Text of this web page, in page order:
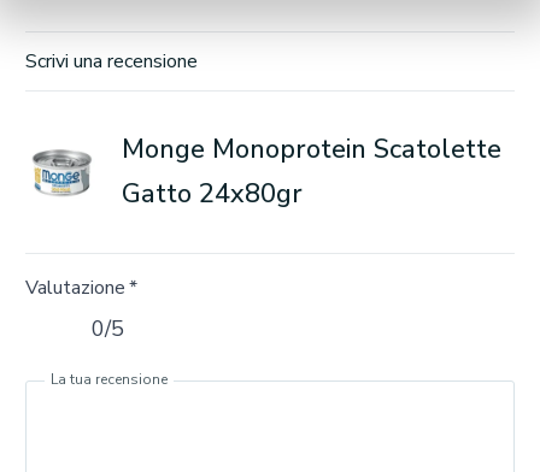
Scrivi una recensione
Monge Monoprotein Scatolette
Gatto 24x80gr
Valutazione*
0/5
La tua recensione